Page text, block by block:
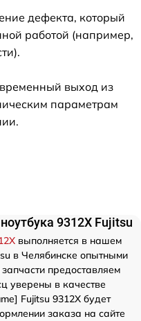
дефекта, который
работой (например,
выход из
параметрам
9312X Fujitsu
выполняется в нашем
в Челябинске опытными
предоставляем
уверены в качестве
Fujitsu 9312X будет
заказа на сайте